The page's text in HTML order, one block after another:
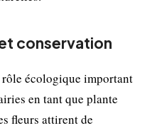
conservation
écologique important
en tant que plante
fleurs attirent de